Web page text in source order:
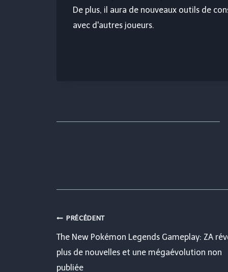
De plus, il aura de nouveaux outils de
avec d'autres joueurs.
Navigation
de
PRÉCÉDENT
The New Pokémon Legends Gameplay: ZA
plus de nouvelles et une mégaévolution non
publiée